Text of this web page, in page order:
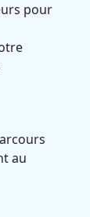
pour
au